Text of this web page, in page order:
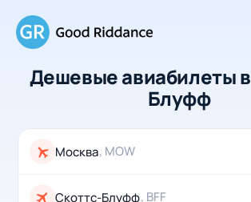
Дешевые авиабилеты
Блуфф
, MOW
, BFF